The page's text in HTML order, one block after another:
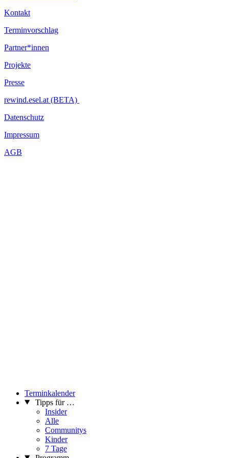
Kontakt
Terminvorschlag
Partner*innen
Projekte
Presse
rewind.esel.at (BETA)
Datenschutz
Impressum
AGB
Terminkalender
Tipps für …
Insider
Alle
Communitys
Kinder
7 Tage